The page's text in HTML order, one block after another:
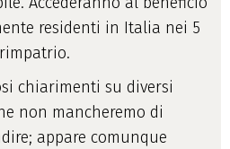
residenti in Italia nei 5
chiarimenti su diversi
non mancheremo di
appare comunque